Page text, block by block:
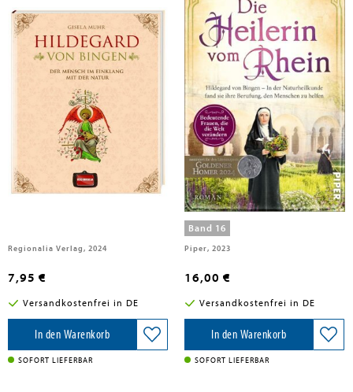
Muhr, Gisela
Hildegard von Bingen
Regionalia Verlag, 2024
7,95 €
Versandkostenfrei in DE
In den Warenkorb
SOFORT LIEFERBAR
Precht, Jørn
Die Heilerin vom Rhein
Band 16
Piper, 2023
16,00 €
Versandkostenfrei in DE
In den Warenkorb
SOFORT LIEFERBAR